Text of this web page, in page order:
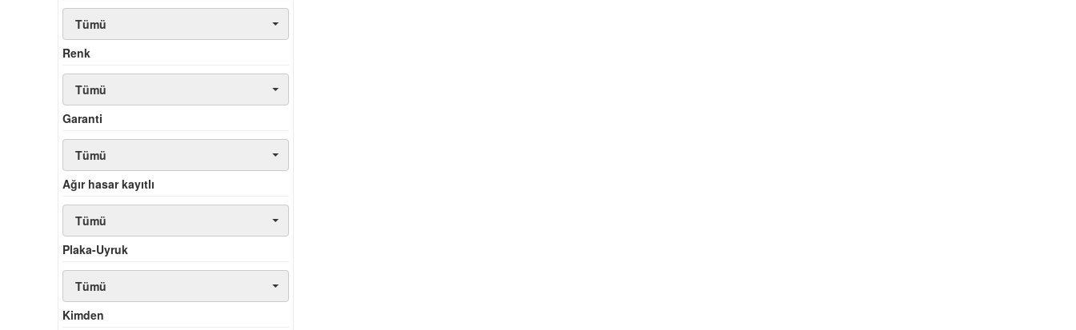
Tümü
Renk
Tümü
Garanti
Tümü
Ağır hasar kayıtlı
Tümü
Plaka-Uyruk
Tümü
Kimden